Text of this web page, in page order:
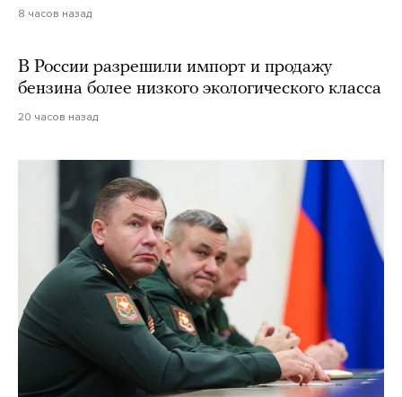
8 часов назад
В России разрешили импорт и продажу
бензина более низкого экологического класса
20 часов назад